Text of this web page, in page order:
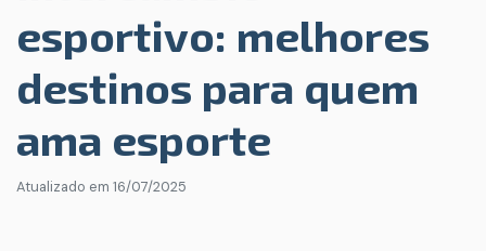
esportivo: melhores
destinos para quem
ama esporte
Atualizado em 16/07/2025